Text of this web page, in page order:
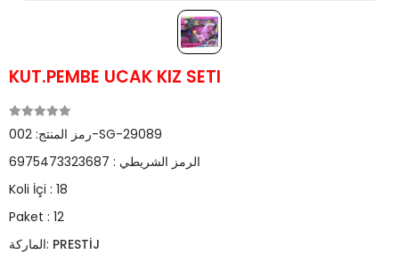
KUT.PEMBE UCAK KIZ SETI
رمز المنتج:002-SG-29089
الرمز الشريطي : 6975473323687
Koli İçi : 18
Paket : 12
الماركة: PRESTİJ